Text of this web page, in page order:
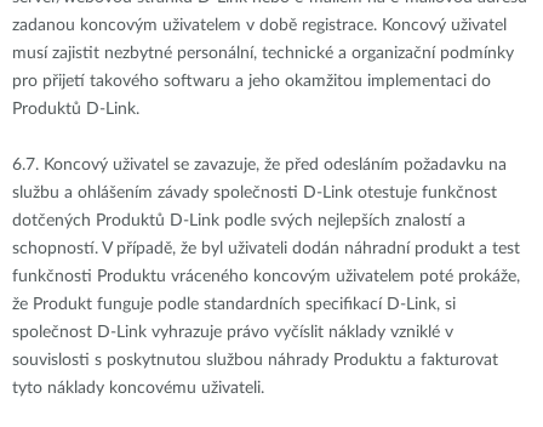
zadanou koncovým uživatelem v době registrace. Koncový uživatel
musí zajistit nezbytné personální, technické a organizační podmínky
pro přijetí takového softwaru a jeho okamžitou implementaci do
Produktů D-Link.
6.7. Koncový uživatel se zavazuje, že před odesláním požadavku na
službu a ohlášením závady společnosti D-Link otestuje funkčnost
dotčených Produktů D-Link podle svých nejlepších znalostí a
schopností. V případě, že byl uživateli dodán náhradní produkt a test
funkčnosti Produktu vráceného koncovým uživatelem poté prokáže,
že Produkt funguje podle standardních specifikací D-Link, si
společnost D-Link vyhrazuje právo vyčíslit náklady vzniklé v
souvislosti s poskytnutou službou náhrady Produktu a fakturovat
tyto náklady koncovému uživateli.